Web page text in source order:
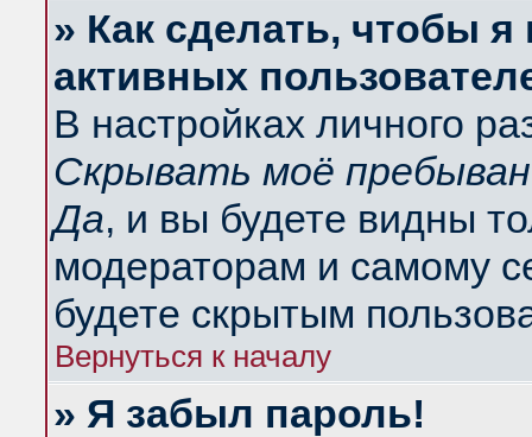
» Как сделать, чтобы
активных
В настройках личного
Скрывать моё
Да, и вы будете видны
модераторам и самому
будете скрытым
Вернуться к началу
» Я забыл пароль!